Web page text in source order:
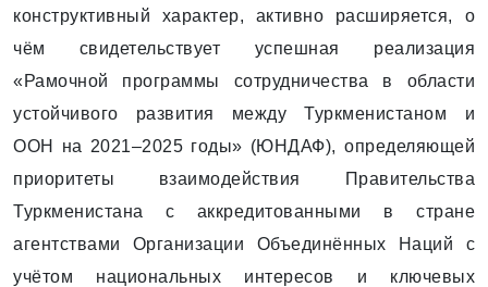
конструктивный характер, активно расширяется, о
чём свидетельствует успешная реализация
«Рамочной программы сотрудничества в области
устойчивого развития между Туркменистаном и
ООН на 2021–2025 годы» (ЮНДАФ), определяющей
приоритеты взаимодействия Правительства
Туркменистана с аккредитованными в стране
агентствами Организации Объединённых Наций с
учётом национальных интересов и ключевых